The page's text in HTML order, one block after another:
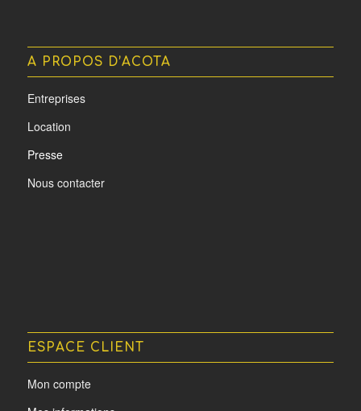
A PROPOS D’ACOTA
Entreprises
Location
Presse
Nous contacter
ESPACE CLIENT
Mon compte